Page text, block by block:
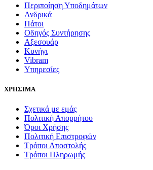
Περιποίηση Υποδημάτων
Ανδρικά
Πάτοι
Οδηγός Συντήρησης
Αξεσουάρ
Κυνήγι
Vibram
Υπηρεσίες
ΧΡΗΣΙΜΑ
Σχετικά με εμάς
Πολιτική Απορρήτου
Όροι Χρήσης
Πολιτική Επιστροφών
Τρόποι Αποστολής
Τρόποι Πληρωμής